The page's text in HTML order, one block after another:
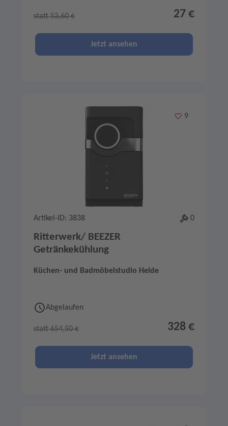
statt 53,60 € 27 €
Jetzt ansehen
Merken
9
Artikel-ID: 3838 0
Ritterwerk/ BEEZER
Getränkekühlung
Küchen- und Badmöbelstudio Helde
Abgelaufen
statt 654,50 € 328 €
Jetzt ansehen